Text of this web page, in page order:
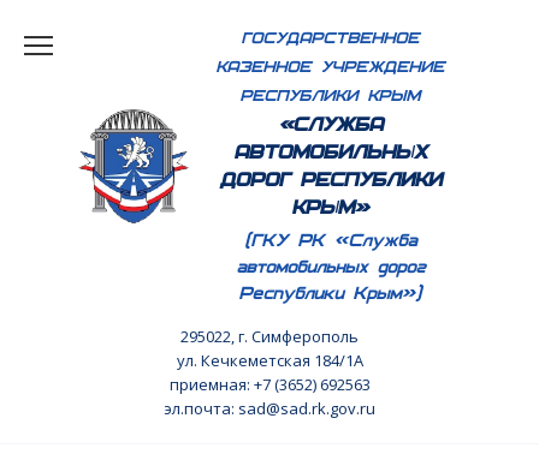
ГОСУДАРСТВЕННОЕ
КАЗЕННОЕ УЧРЕЖДЕНИЕ
РЕСПУБЛИКИ КРЫМ
«СЛУЖБА
АВТОМОБИЛЬНЫХ
ДОРОГ РЕСПУБЛИКИ
КРЫМ»
(ГКУ РК «Служба
автомобильных дорог
Республики Крым»)
295022, г. Симферополь
ул. Кечкеметская 184/1А
приемная: +7 (3652) 692563
эл.почта: sad@sad.rk.gov.ru